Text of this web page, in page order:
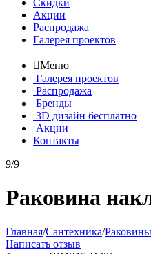
Скидки
Акции
Распродажа
Галерея проектов
Меню
Галерея проектов
Распродажа
Бренды
3D дизайн бесплатно
Акции
Контакты
9/9
Раковина
Главная/Сантехника/Раковины
Написать отзыв